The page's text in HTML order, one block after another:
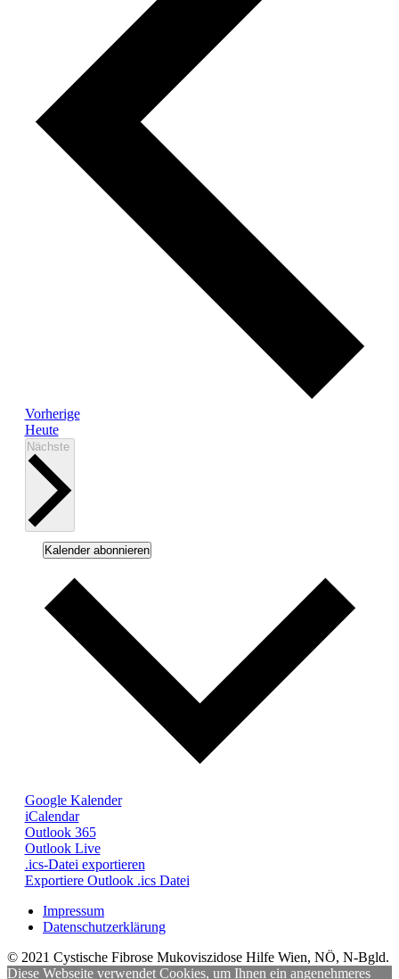
VorherigeVeranstaltungen
Heute
Nächste
Kalender abonnieren
Google Kalender
iCalendar
Outlook 365
Outlook Live
.ics-Datei exportieren
Exportiere Outlook .ics Datei
Impressum
Datenschutzerklärung
© 2021 Cystische Fibrose Mukoviszidose Hilfe Wien, NÖ, N-Bgld.
Diese Webseite verwendet Cookies, um Ihnen ein angenehmeres